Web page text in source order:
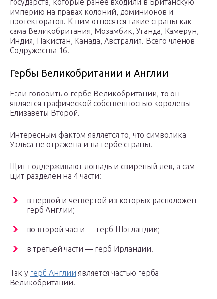
государств, которые ранее входили в Британскую
империю на правах колоний, доминионов и
протекторатов. К ним относятся такие страны как
сама Великобритания, Мозамбик, Уганда, Камерун,
Индия, Пакистан, Канада, Австралия. Всего членов
Содружества 16.
Гербы Великобритании и Англии
Если говорить о гербе Великобритании, то он
является графической собственностью королевы
Елизаветы Второй.
Интересным фактом является то, что символика
Уэльса не отражена и на гербе страны.
Щит поддерживают лошадь и свирепый лев, а сам
щит разделен на 4 части:
в первой и четвертой из которых расположен
герб Англии;
во второй части — герб Шотландии;
в третьей части — герб Ирландии.
Так у герб Англии является частью герба
Великобритании.